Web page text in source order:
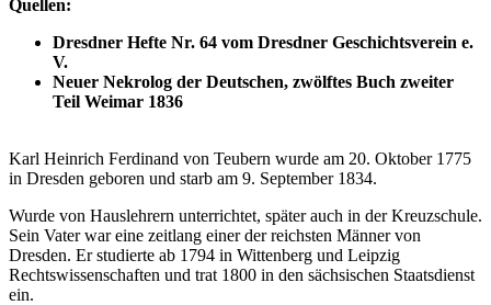
Quellen:
Dresdner Hefte Nr. 64 vom Dresdner Geschichtsverein e.
V.
Neuer Nekrolog der Deutschen, zwölftes Buch zweiter
Teil Weimar 1836
Karl Heinrich Ferdinand von Teubern wurde am 20. Oktober 1775
in Dresden geboren und starb am 9. September 1834.
Wurde von Hauslehrern unterrichtet, später auch in der Kreuzschule.
Sein Vater war eine zeitlang einer der reichsten Männer von
Dresden. Er studierte ab 1794 in Wittenberg und Leipzig
Rechtswissenschaften und trat 1800 in den sächsischen Staatsdienst
ein.